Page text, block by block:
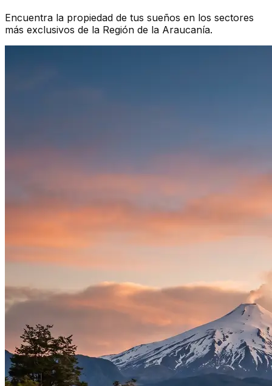
Encuentra la propiedad de tus sueños en los sectores
más exclusivos de la Región de la Araucanía.